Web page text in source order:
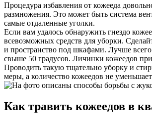
Процедура избавления от кожееда
размножения. Это может быть система
самые отдаленные уголки.
Если вам удалось обнаружить гнездо
всевозможных средств для уборки.
и пространство под шкафами. Лучше
свыше 50 градусов. Личинки кожеедов
Проводить такую тщательно уборку и
меры, а количество кожеедов не
Как травить кожеедов в